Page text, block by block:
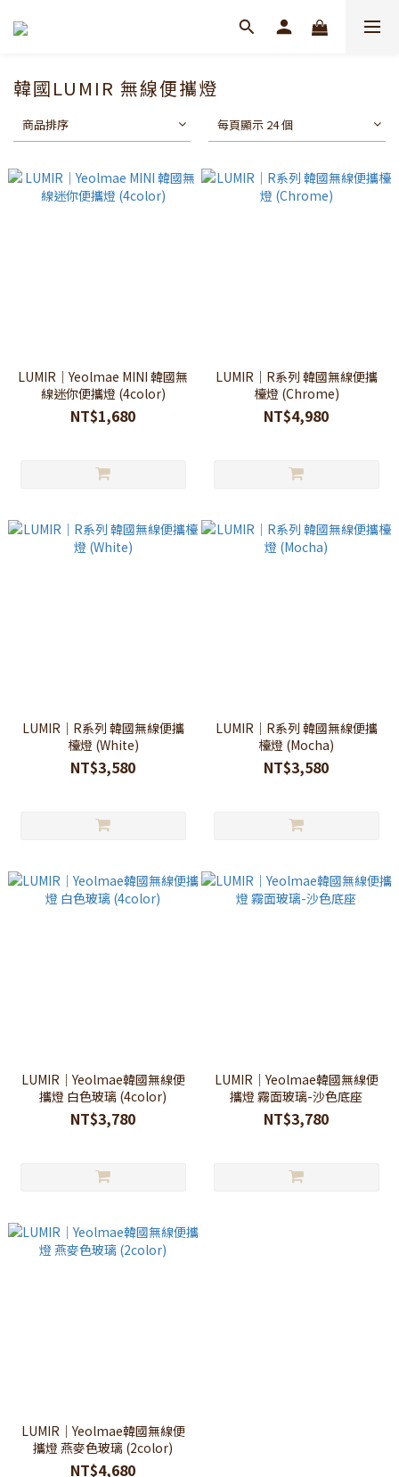
韓國LUMIR 無線便攜燈
商品排序 每頁顯示 24 個
LUMIR｜Yeolmae MINI 韓國無
線迷你便攜燈 (4color)
NT$1,680
LUMIR｜R系列 韓國無線便攜
檯燈 (Chrome)
NT$4,980
LUMIR｜R系列 韓國無線便攜
檯燈 (White)
NT$3,580
LUMIR｜R系列 韓國無線便攜
檯燈 (Mocha)
NT$3,580
LUMIR｜Yeolmae韓國無線便
攜燈 白色玻璃 (4color)
NT$3,780
LUMIR｜Yeolmae韓國無線便
攜燈 霧面玻璃-沙色底座
NT$3,780
LUMIR｜Yeolmae韓國無線便
攜燈 燕麥色玻璃 (2color)
NT$4,680